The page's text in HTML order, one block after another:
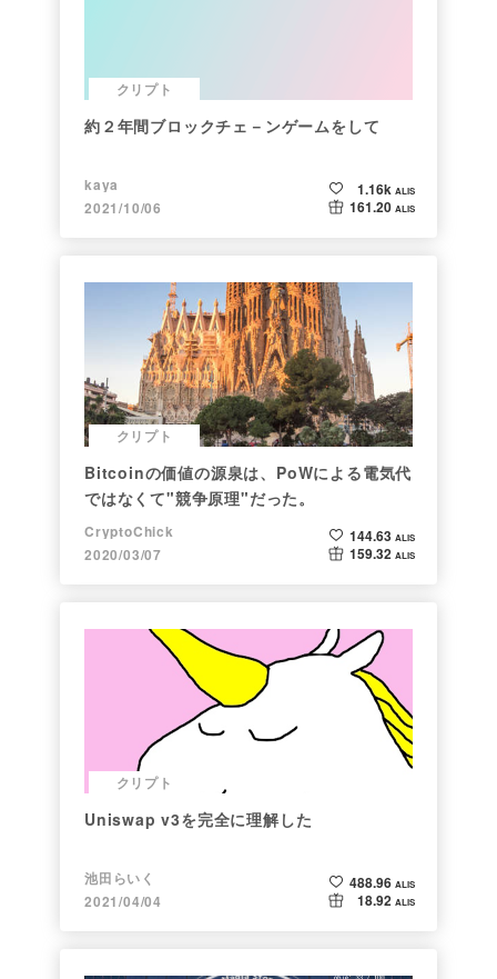
クリプト
約２年間ブロックチェ－ンゲームをして
kaya
2021/10/06
1.16k ALIS
161.20 ALIS
クリプト
Bitcoinの価値の源泉は、PoWによる電気代
ではなくて"競争原理"だった。
CryptoChick
2020/03/07
144.63 ALIS
159.32 ALIS
クリプト
Uniswap v3を完全に理解した
池田らいく
2021/04/04
488.96 ALIS
18.92 ALIS